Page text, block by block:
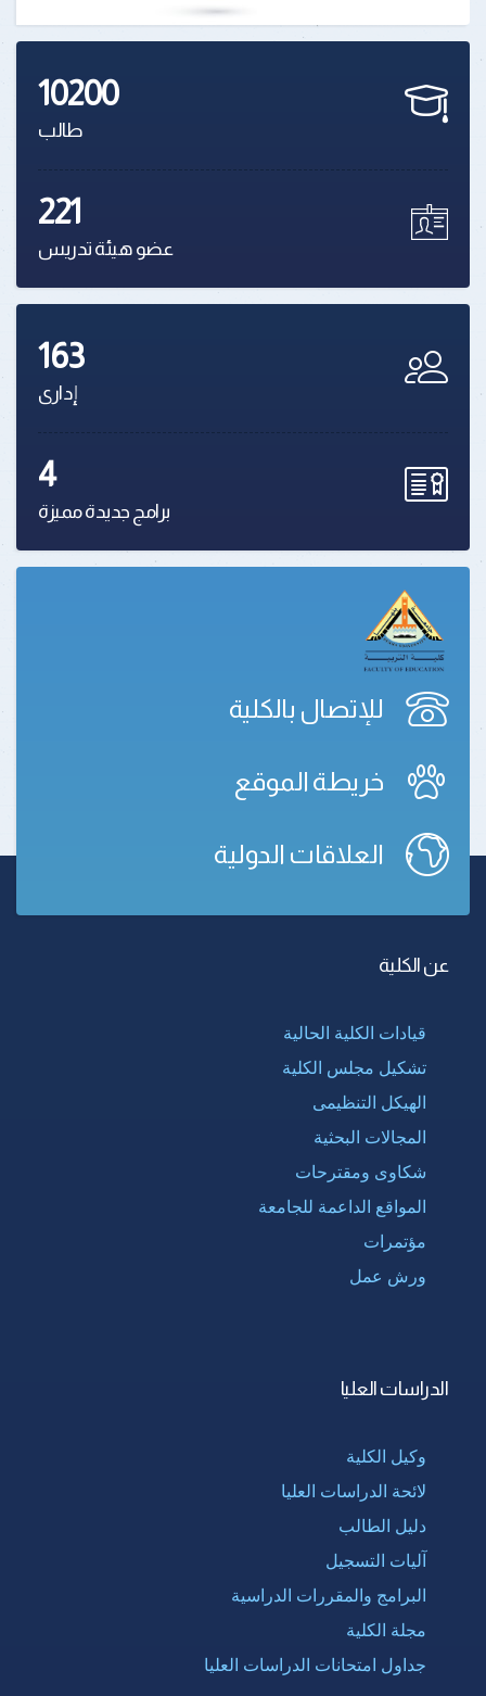
10200
طالب
221
عضو هيئة تدريس
163
إدارى
4
برامج جديدة مميزة
للإتصال بالكلية
خريطة الموقع
العلاقات الدولية
عن الكلية
قيادات الكلية الحالية
تشكيل مجلس الكلية
الهيكل التنظيمى
المجالات البحثية
شكاوى ومقترحات
المواقع الداعمة للجامعة
مؤتمرات
ورش عمل
الدراسات العليا
وكيل الكلية
لائحة الدراسات العليا
دليل الطالب
آليات التسجيل
البرامج والمقررات الدراسية
مجلة الكلية
جداول امتحانات الدراسات العليا